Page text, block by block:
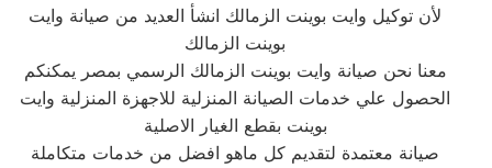
لأن توكيل وايت بوينت الزمالك انشأ العديد من صيانة وايت
بوينت الزمالك
معنا نحن صيانة وايت بوينت الزمالك الرسمي بمصر يمكنكم
الحصول علي خدمات الصيانة المنزلية للاجهزة المنزلية وايت
بوينت بقطع الغيار الاصلية
صيانة معتمدة لتقديم كل ماهو افضل من خدمات متكاملة